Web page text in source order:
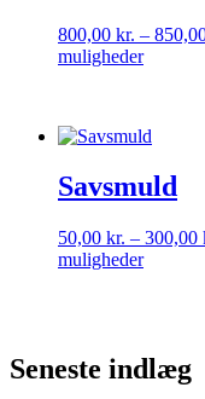
800,00 kr. –
mulighederDette
varianter.
kan
vælges
på
Savsmuld
50,00 kr. – 300,00
mulighederDette
Seneste indlæg